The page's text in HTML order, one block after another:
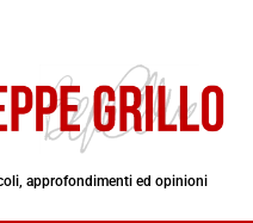
approfondimenti ed opinioni